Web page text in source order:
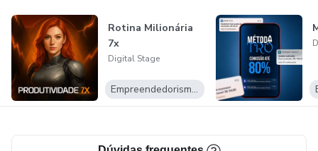
Rotina Milionária
7x
Digital Stage
Empreendedorismo Digital